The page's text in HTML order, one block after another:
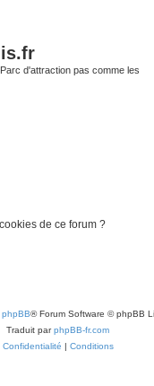
d'attraction pas comme les
de ce forum ?
phpBB® Forum Software © phpBB
Traduit parphpBB-fr.com
Confidentialité | Conditions